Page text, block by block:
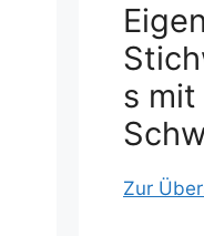
s mit
Zur